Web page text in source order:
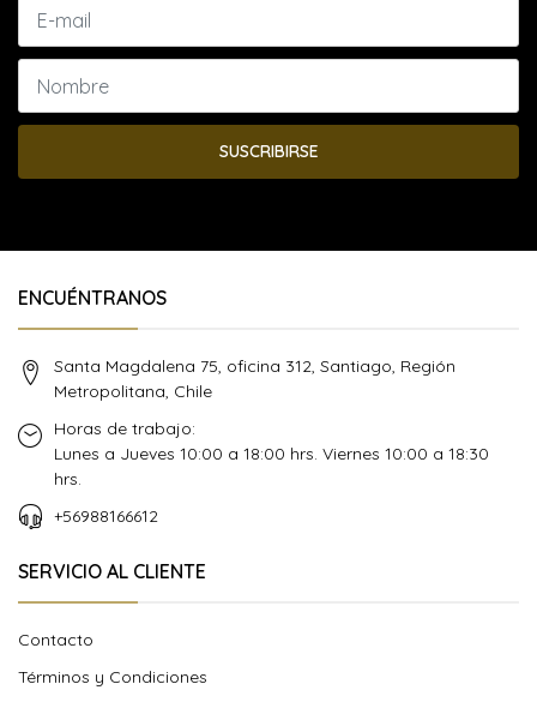
SUSCRIBIRSE
ENCUÉNTRANOS
Santa Magdalena 75, oficina 312, Santiago, Región
Metropolitana, Chile
Horas de trabajo:
Lunes a Jueves 10:00 a 18:00 hrs. Viernes 10:00 a 18:30
hrs.
+56988166612
SERVICIO AL CLIENTE
Contacto
Términos y Condiciones